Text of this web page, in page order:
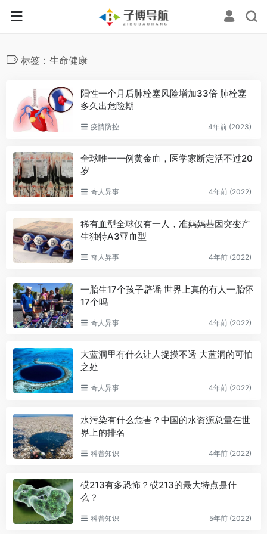
标签：生命健康
阳性一个月后肺栓塞风险增加33倍 肺栓塞
多久出危险期
疫情防控 4年前 (2023)
全球唯一一例黄金血，医学家断定活不过20
岁
奇人异事 4年前 (2022)
稀有血型全球仅有一人，准妈妈基因突变产
生独特A3亚血型
奇人异事 4年前 (2022)
一胎生17个孩子辟谣 世界上真的有人一胎怀
17个吗
奇人异事 4年前 (2022)
大蓝洞里有什么让人捉摸不透 大蓝洞的可怕
之处
奇人异事 4年前 (2022)
水污染有什么危害？中国的水资源总量在世
界上的排名
科普知识 4年前 (2022)
砹213有多恐怖？砹213的最大特点是什
么？
科普知识 5年前 (2022)